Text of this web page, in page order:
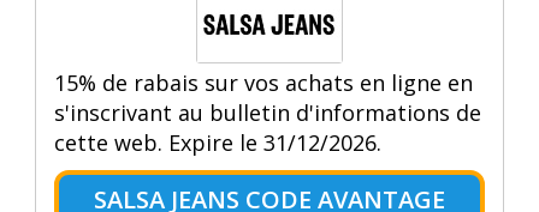
15% de rabais sur vos achats en ligne en
s'inscrivant au bulletin d'informations de
cette web. Expire le 31/12/2026.
SALSA JEANS CODE AVANTAGE